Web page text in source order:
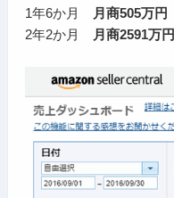
1年6か月
月商505万円
2年2か月
月商2591万円